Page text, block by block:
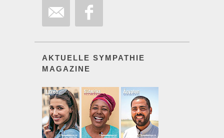
AKTUELLE SYMPATHIE
MAGAZINE